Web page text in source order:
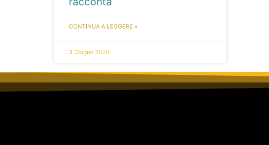
CONTINUA A LEGGERE »
3 Giugno 2020